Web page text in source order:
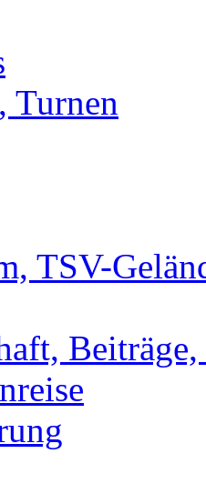
Turnen
TSV-